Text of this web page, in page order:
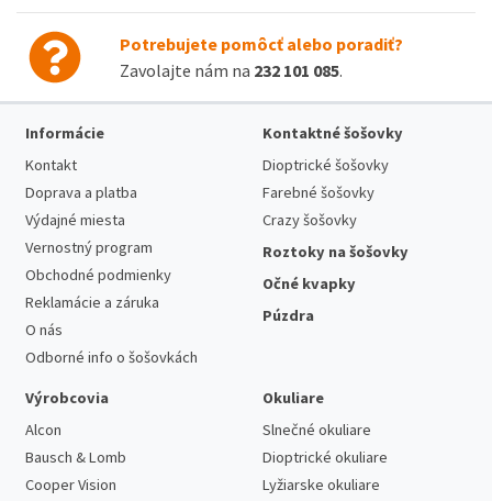
Potrebujete pomôcť alebo poradiť?
Zavolajte nám na 232 101 085.
Informácie
Kontakt
Doprava a platba
Výdajné miesta
Vernostný program
Obchodné podmienky
Reklamácie a záruka
O nás
Odborné info o šošovkách
Kontaktné šošovky
Dioptrické šošovky
Farebné šošovky
Crazy šošovky
Roztoky na šošovky
Očné kvapky
Púzdra
Výrobcovia
Alcon
Bausch & Lomb
Cooper Vision
Okuliare
Slnečné okuliare
Dioptrické okuliare
Lyžiarske okuliare